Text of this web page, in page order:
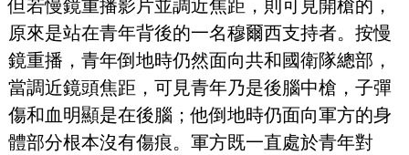
但若慢鏡重播影片並調近焦距，則可見開槍的，
原來是站在青年背後的一名穆爾西支持者。按慢
鏡重播，青年倒地時仍然面向共和國衛隊總部，
當調近鏡頭焦距，可見青年乃是後腦中槍，子彈
傷和血明顯是在後腦；他倒地時仍面向軍方的身
體部分根本沒有傷痕。軍方既一直處於青年對